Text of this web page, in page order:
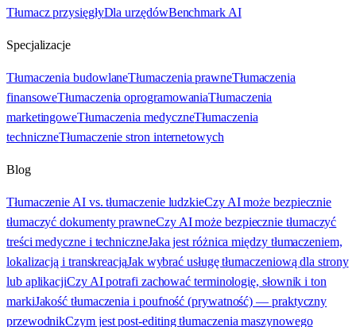
Tłumacz przysięgłyDla urzędówBenchmark AI
Specjalizacje
Tłumaczenia budowlaneTłumaczenia prawneTłumaczenia
finansoweTłumaczenia oprogramowaniaTłumaczenia
marketingoweTłumaczenia medyczneTłumaczenia
techniczneTłumaczenie stron internetowych
Blog
Tłumaczenie AI vs. tłumaczenie ludzkieCzy AI może bezpiecznie
tłumaczyć dokumenty prawneCzy AI może bezpiecznie tłumaczyć
treści medyczne i techniczneJaka jest różnica między tłumaczeniem,
lokalizacją i transkreacjąJak wybrać usługę tłumaczeniową dla strony
lub aplikacjiCzy AI potrafi zachować terminologię, słownik i ton
markiJakość tłumaczenia i poufność (prywatność) — praktyczny
przewodnikCzym jest post-editing tłumaczenia maszynowego